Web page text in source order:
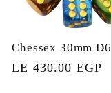
Chessex 30mm D6
السعر
LE 430.00 EGP